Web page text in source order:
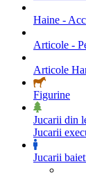
Haine -
Articole -
Articole
Figurine
Jucarii din
Jucarii
Jucarii